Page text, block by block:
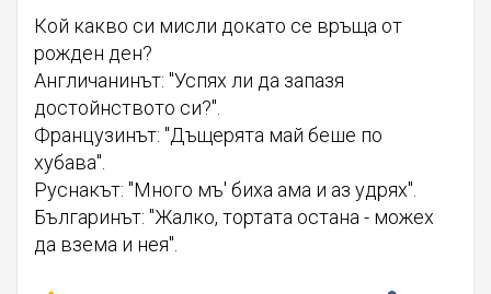
Кой какво си мисли докато се връща от
рожден ден?
Англичанинът: "Успях ли да запазя
достойнството си?".
Французинът: "Дъщерята май беше по
хубава".
Руснакът: "Много мъ' биха ама и аз удрях".
Българинът: "Жалко, тортата остана - можех
да взема и нея".